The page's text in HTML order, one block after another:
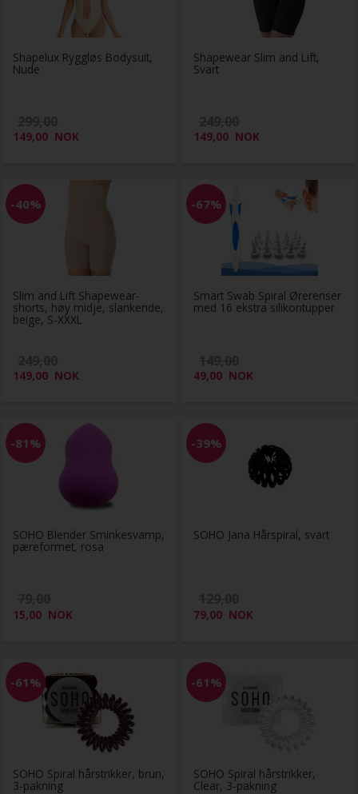
Shapelux Ryggløs Bodysuit,
Nude
149,00 NOK
Shapewear Slim and Lift,
Svart
149,00 NOK
-40%
Slim and Lift Shapewear-
shorts, høy midje, slankende,
beige, S-XXXL
149,00 NOK
-67%
Smart Swab Spiral Ørerenser
med 16 ekstra silikontupper
49,00 NOK
-81%
SOHO Blender Sminkesvamp,
pæreformet, rosa
15,00 NOK
-39%
SOHO Jana Hårspiral, svart
79,00 NOK
-61%
SOHO Spiral hårstrikker, brun,
3-pakning
-61%
SOHO Spiral hårstrikker,
Clear, 3-pakning